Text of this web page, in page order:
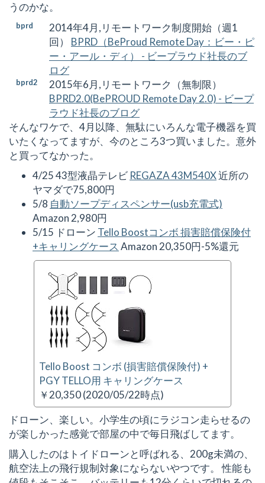
うのかな。
bprd
2014年4月,リモートワーク制度開始（週1
回） BPRD（BeProud Remote Day：ビー・ピ
ー・アール・ディ） - ビープラウド社長のブ
ログ
bprd2]
2015年6月,リモートワーク（無制限）
BPRD2.0(BePROUD Remote Day 2.0) - ビープ
ラウド社長のブログ
そんなワケで、4月以降、無駄にいろんな電子機器を買
いたくなってますが、今のところ3つ買いました。意外
と買ってなかった。
4/25 43型液晶テレビ REGAZA 43M540X近所の
ヤマダで75,800円
5/8 自動ソープディスペンサー(usb充電式)
Amazon 2,980円
5/15 ドローン Tello Boostコンボ 損害賠償保険付
+キャリングケース Amazon 20,350円-5%還元
Tello Boost コンボ (損害賠償保険付) +
PGY TELLO用 キャリングケース
￥20,350 (2020/05/22時点)
ドローン、楽しい。小学生の頃にラジコン走らせるの
が楽しかった感覚で部屋の中で毎日飛ばしてます。
購入したのはトイドローンと呼ばれる、200g未満の、
航空法上の飛行規制対象にならないやつです。 性能も